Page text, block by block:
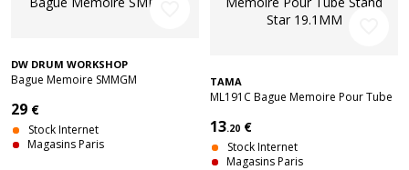
DW DRUM WORKSHOP
Bague Memoire SMMGM
29 €
Stock Internet
Magasins Paris
TAMA
ML191C Bague Memoire Pour Tube
13.20 €
Stock Internet
Magasins Paris